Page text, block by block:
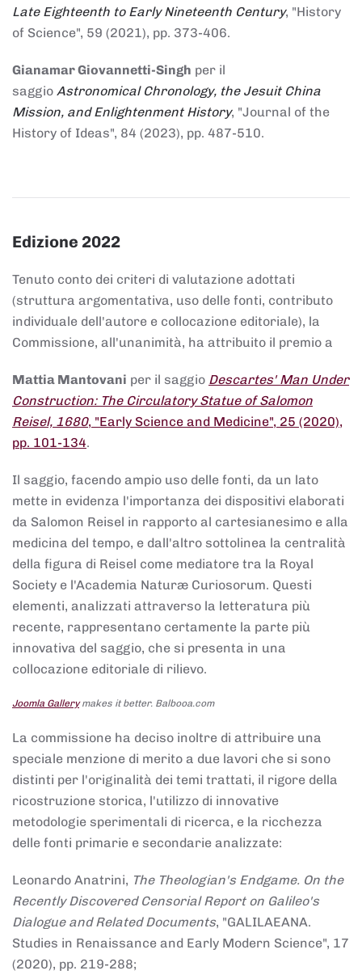
Late Eighteenth to Early Nineteenth Century, "History
of Science", 59 (2021), pp. 373-406.
Gianamar Giovannetti-Singh per il
saggio Astronomical Chronology, the Jesuit China
Mission, and Enlightenment History, "Journal of the
History of Ideas", 84 (2023), pp. 487-510.
Edizione 2022
Tenuto conto dei criteri di valutazione adottati
(struttura argomentativa, uso delle fonti, contributo
individuale dell'autore e collocazione editoriale), la
Commissione, all'unanimità, ha attribuito il premio a
Mattia Mantovani per il saggio Descartes' Man Under
Construction: The Circulatory Statue of Salomon
Reisel, 1680, "Early Science and Medicine", 25 (2020),
pp. 101-134.
Il saggio, facendo ampio uso delle fonti, da un lato
mette in evidenza l'importanza dei dispositivi elaborati
da Salomon Reisel in rapporto al cartesianesimo e alla
medicina del tempo, e dall'altro sottolinea la centralità
della figura di Reisel come mediatore tra la Royal
Society e l'Academia Naturæ Curiosorum. Questi
elementi, analizzati attraverso la letteratura più
recente, rappresentano certamente la parte più
innovativa del saggio, che si presenta in una
collocazione editoriale di rilievo.
Joomla Gallerymakes it better. Balbooa.com
La commissione ha deciso inoltre di attribuire una
speciale menzione di merito a due lavori che si sono
distinti per l'originalità dei temi trattati, il rigore della
ricostruzione storica, l'utilizzo di innovative
metodologie sperimentali di ricerca, e la ricchezza
delle fonti primarie e secondarie analizzate:
Leonardo Anatrini, The Theologian's Endgame. On the
Recently Discovered Censorial Report on Galileo's
Dialogue and Related Documents, "GALILAEANA.
Studies in Renaissance and Early Modern Science", 17
(2020), pp. 219-288;